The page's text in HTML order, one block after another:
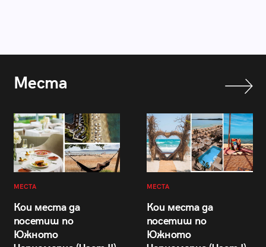
Места
МЕСТА
Кои места да
посетиш по
Южното
МЕСТА
Кои места да
посетиш по
Южното